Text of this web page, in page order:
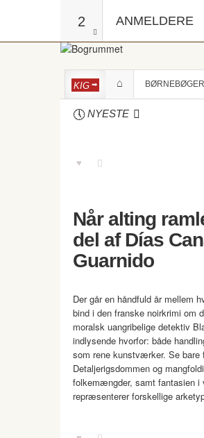
2 ANMELDERE
KIG BØRNEBØGER
NYESTE
Når alting
del af Días
Guarnido
Der går en håndfuld år mellem
bind i den franske noirkrimi om
moralsk uangribelige detektiv
indlysende hvorfor: både
som rene kunstværker. Se bare
Detaljerigsdommen og
folkemængder, samt fantasien i
repræsenterer forskellige